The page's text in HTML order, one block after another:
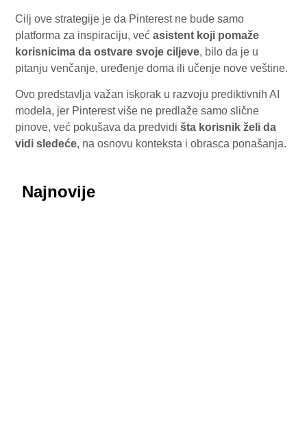
Cilj ove strategije je da Pinterest ne bude samo
platforma za inspiraciju, većasistent koji pomaže
korisnicima da ostvare svoje ciljeve, bilo da je u
pitanju venčanje, uređenje doma ili učenje nove veštine.
Ovo predstavlja važan iskorak u razvoju prediktivnih AI
modela, jer Pinterest više ne predlaže samo slične
pinove, već pokušava da predvidišta korisnik želi da
vidi sledeće, na osnovu konteksta i obrasca ponašanja.
Najnovije